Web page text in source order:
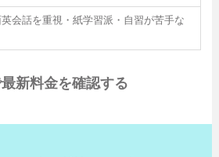
会話を重視・紙学習派・自習が苦手な
新料金を確認する